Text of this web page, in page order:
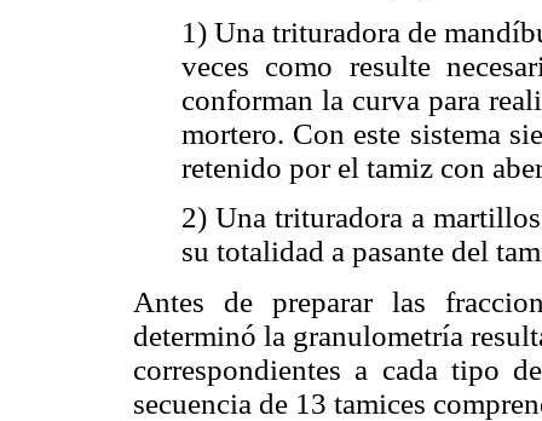
1) Una trituradora de
veces como resulte
conforman la curva para
mortero. Con este sistema
retenido por el tamiz con
2) Una trituradora a
su totalidad a pasante del
Antes de preparar las
determinó la granulometría
correspondientes a cada tipo
secuencia de 13 tamices